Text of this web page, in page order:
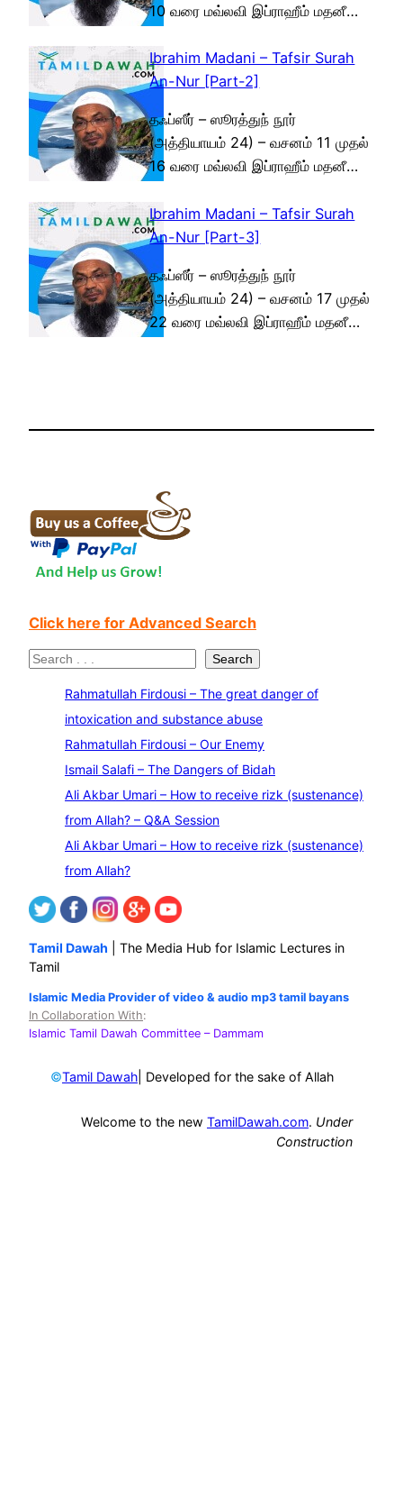
10 வரை மவ்லவி இப்ராஹீம் மதனீ…
Ibrahim Madani – Tafsir Surah
An-Nur [Part-2]
தஃப்ஸீர் – ஸூரத்துந் நூர்
(அத்தியாயம் 24) – வசனம் 11 முதல்
16 வரை மவ்லவி இப்ராஹீம் மதனீ…
Ibrahim Madani – Tafsir Surah
An-Nur [Part-3]
தஃப்ஸீர் – ஸூரத்துந் நூர்
(அத்தியாயம் 24) – வசனம் 17 முதல்
22 வரை மவ்லவி இப்ராஹீம் மதனீ…
Click here for Advanced Search
S
Search
Rahmatullah Firdousi – The great danger of
intoxication and substance abuse
Rahmatullah Firdousi – Our Enemy
Ismail Salafi – The Dangers of Bidah
Ali Akbar Umari – How to receive rizk (sustenance)
from Allah? – Q&A Session
Ali Akbar Umari – How to receive rizk (sustenance)
from Allah?
Tamil Dawah | The Media Hub for Islamic Lectures in
Tamil
Islamic Media Provider of video & audio mp3 tamil bayans
In Collaboration With:
Islamic Tamil Dawah Committee – Dammam
©Tamil Dawah | Developed for the sake of Allah
Welcome to the new TamilDawah.com. Under
Construction